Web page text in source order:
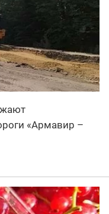
«Армавир –